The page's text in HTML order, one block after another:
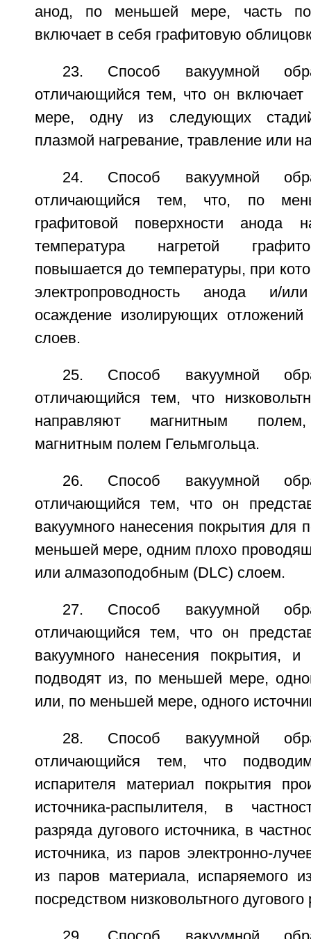
анод, по меньшей мере, часть
включает в себя графитовую
23. Способ вакуумной
отличающийся тем, что он
мере, одну из следующих
плазмой нагревание, травление или
24. Способ вакуумной
отличающийся тем, что, по
графитовой поверхности анода
температура нагретой
повышается до температуры, при
электропроводность анода и/
осаждение изолирующих
слоев.
25. Способ вакуумной
отличающийся тем, что
направляют магнитным полем,
магнитным полем Гельмгольца.
26. Способ вакуумной
отличающийся тем, что он
вакуумного нанесения покрытия для
меньшей мере, одним плохо
или алмазоподобным (DLC) слоем.
27. Способ вакуумной
отличающийся тем, что он
вакуумного нанесения покрытия, и
подводят из, по меньшей мере,
или, по меньшей мере, одного
28. Способ вакуумной
отличающийся тем, что
испарителя материал покрытия
источника-распылителя, в
разряда дугового источника, в
источника, из паров электронно-
из паров материала, испаряемого
посредством низковольтного дугового